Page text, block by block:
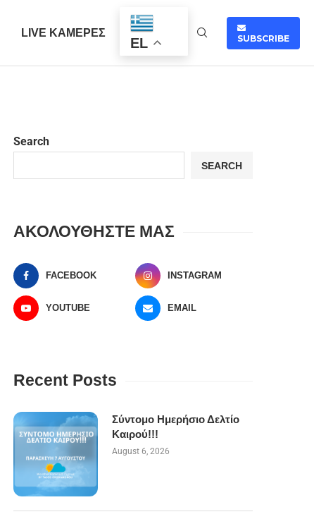
LIVE ΚΑΜΕΡΕΣ
EL SUBSCRIBE
Search
SEARCH
ΑΚΟΛΟΥΘΗΣΤΕ ΜΑΣ
FACEBOOK INSTAGRAM
YOUTUBE EMAIL
Recent Posts
Σύντομο Ημερήσιο Δελτίο
Καιρού!!!
August 6, 2026